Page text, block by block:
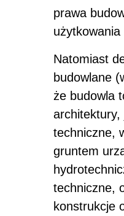
prawa
Natomiast
budowlane
że budowla
architektury,
techniczne,
gruntem
techniczne,
konstrukcje